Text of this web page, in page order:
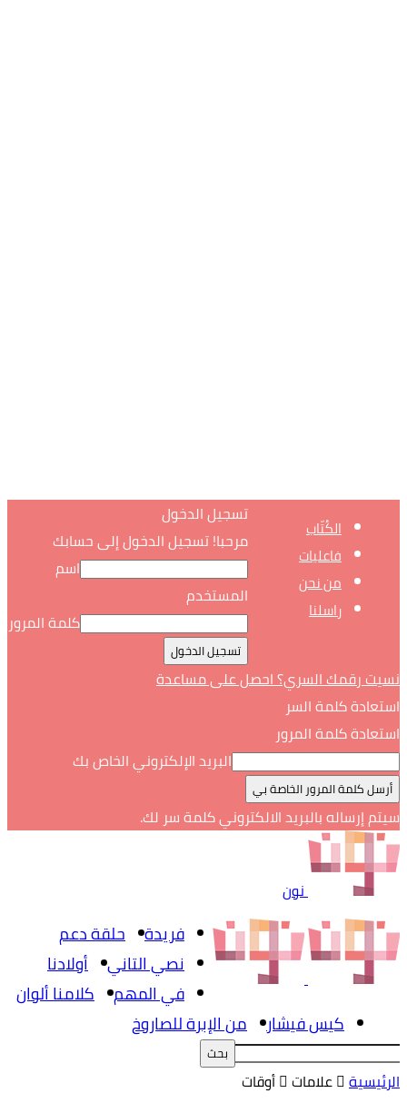
الكُتّاب
فاعليات
من نحن
راسلنا
تسجيل الدخول
مرحبا! تسجيل الدخول إلى حسابك
اسم
المستخدم
كلمة المرور
نسيت رقمك السري؟ احصل على مساعدة
استعادة كلمة السر
استعادة كلمة المرور
البريد الإلكتروني الخاص بك
سيتم إرساله بالبريد الالكتروني كلمة سر لك.
نون
فريدة
حلقة دعم
نصي التاني
أولادنا
في المهم
كلامنا ألوان
كيس فيشار
من الإبرة للصاروخ
الرئيسية علامات أوقات